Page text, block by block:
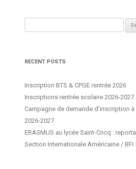
RECENT POSTS
Inscription BTS & CPGE rentrée 2026
Inscriptions rentrée scolaire 2026-2027
Campagne de demande d’inscription à
2026-2027
ERASMUS au lycée Saint-Cricq :
Section Internationale Américaine /